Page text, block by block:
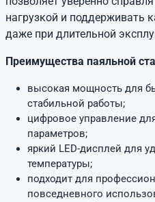
нагрузкой и поддерживать
даже при длительной
Преимущества паяльной
высокая мощность для
стабильной работы;
цифровое управление
параметров;
яркий LED-дисплей для
температуры;
подходит для
повседневного